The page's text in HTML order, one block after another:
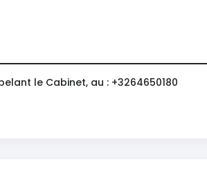
le Cabinet, au : +3264650180